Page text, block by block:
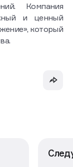
Компания
и ценный
который